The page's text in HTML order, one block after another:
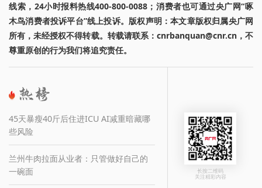
线索，24小时报料热线400-800-0088；消费者也可通过央广网“啄
木鸟消费者投诉平台”线上投诉。版权声明：本文章版权归属央广网
所有，未经授权不得转载。转载请联系：cnrbanquan@cnr.cn，不
尊重原创的行为我们将追究责任。
45天暴瘦40斤后住进ICU AI减重暗藏哪
些风险
兰州牛肉拉面从业者：只管做好自己的
一碗面
长按二维码
关注精彩内容